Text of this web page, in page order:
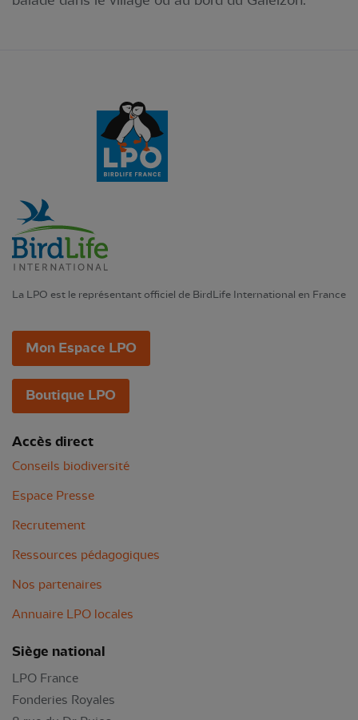
La LPO est le représentant officiel de BirdLife International en France
Mon Espace LPO
Boutique LPO
Accès direct
Conseils biodiversité
Espace Presse
Recrutement
Ressources pédagogiques
Nos partenaires
Annuaire LPO locales
Siège national
LPO France
Fonderies Royales